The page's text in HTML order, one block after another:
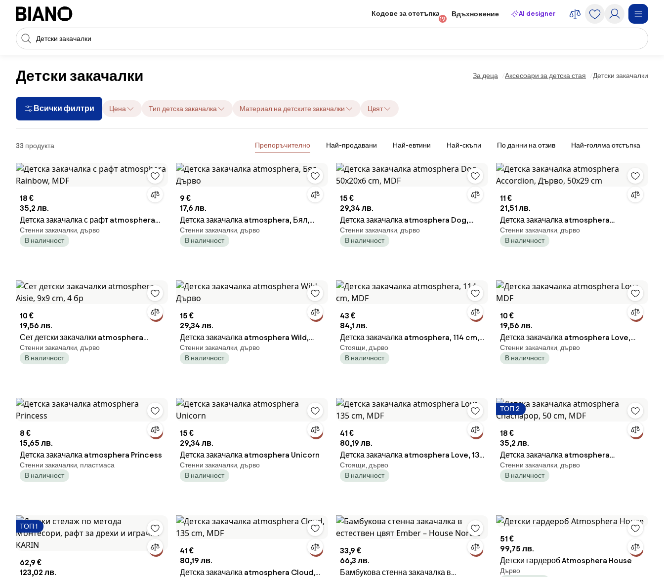
Пропускане към съдържанието
Търсене
Кодове за отстъпка
19
Вдъхновение AI designer
Детски закачалки За деца Аксесоари за детска стая Детски закачалки
Всички филтри Цена Тип детска закачалка Материал на детските закачалки Цвят
Продукти
33 продукта Препоръчително Най-продавани Най-евтини Най-скъпи По данни на отзив Най-голяма отстъпка
18 €
35,2 лв.
Детска закачалка с рафт atmosphera
Rainbow, MDF
Стенни закачалки, дърво
В наличност
9 €
17,6 лв.
Детска закачалка atmosphera, Бял,
Дърво
Стенни закачалки, дърво
В наличност
15 €
29,34 лв.
Детска закачалка atmosphera Dog,
50x20x6 cm, MDF
Стенни закачалки, дърво
В наличност
11 €
21,51 лв.
Детска закачалка atmosphera
Accordion, Дърво, 50x29 cm
Стенни закачалки, дърво
В наличност
10 €
19,56 лв.
Сет детски закачалки atmosphera
Aisie, 9х9 cm, 4 бр
Стенни закачалки, дърво
В наличност
15 €
29,34 лв.
Детска закачалка atmosphera Wild,
Дърво
Стенни закачалки, дърво
В наличност
43 €
84,1 лв.
Детска закачалка atmosphera, 114 cm,
MDF
Стоящи, дърво
В наличност
10 €
19,56 лв.
Детска закачалка atmosphera Love,
MDF
Стенни закачалки, дърво
В наличност
8 €
15,65 лв.
Детска закачалка atmosphera Princess
Стенни закачалки, пластмаса
В наличност
15 €
29,34 лв.
Детска закачалка atmosphera Unicorn
Стенни закачалки, дърво
В наличност
41 €
80,19 лв.
Детска закачалка atmosphera Love, 135
cm, MDF
Стоящи, дърво
В наличност
ТОП 2
18 €
35,2 лв.
Детска закачалка atmosphera
Chachapop, 50 cm, MDF
Стенни закачалки, дърво
В наличност
ТОП 1
62,9 €
123,02 лв.
41 €
80,19 лв.
Детска закачалка atmosphera Cloud,
33,9 €
66,3 лв.
Бамбукова стенна закачалка в
51 €
99,75 лв.
Детски гардероб Atmosphera House
Дърво